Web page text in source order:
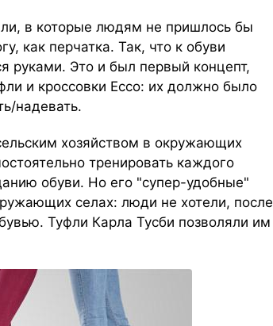
в которые людям не пришлось бы
как перчатка. Так, что к обуви
руками. Это и был первый концепт,
и кроссовки Ecco: их должно было
надевать.
хозяйством в окружающих
тренировать каждого
обуви. Но его "супер-удобные"
селах: люди не хотели, после
Туфли Карла Тусби позволяли им